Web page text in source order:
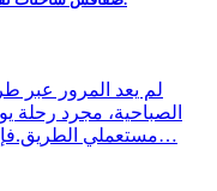
لم يعد المرور عبر
الصباحية، مجرد رحلة
مستعملي الطريق.فإلى جانب الاكتظاظ المروري، تتكرر يوميا…